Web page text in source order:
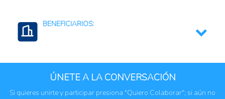
Resiliencia al cambio climático
Formulación e implementación de políticas públicas
BENEFICIARIOS:
Comunidades rurales
Instituciones públicas
ÚNETE A LA CONVERSACIÓN
Si quieres unirte y participar presiona "Quiero Colaborar"; si aún no